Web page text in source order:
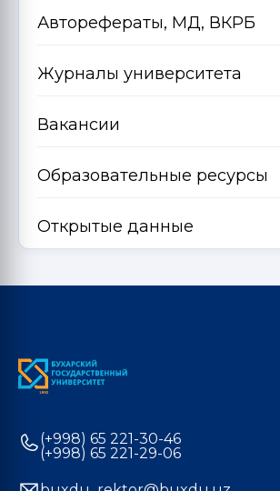
Авторефераты, МД, ВКРБ
Журналы университета
Вакансии
Образовательные ресурсы
Открытые данные
(+998) 65 221-30-46
(+998) 65 221-29-06